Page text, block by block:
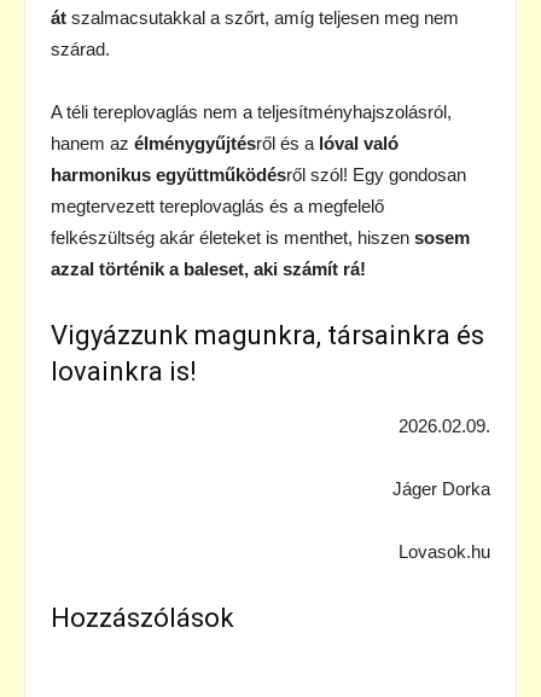
át szalmacsutakkal a szőrt, amíg teljesen meg nem
szárad.
A téli tereplovaglás nem a teljesítményhajszolásról,
hanem az élménygyűjtésről és a lóval való
harmonikus együttműködésről szól! Egy gondosan
megtervezett tereplovaglás és a megfelelő
felkészültség akár életeket is menthet, hiszen sosem
azzal történik a baleset, aki számít rá!
Vigyázzunk magunkra, társainkra és
lovainkra is!
2026.02.09.
Jáger Dorka
Lovasok.hu
Hozzászólások